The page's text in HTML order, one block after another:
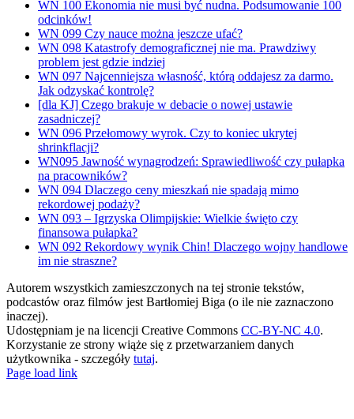
WN 100 Ekonomia nie musi być nudna. Podsumowanie 100
odcinków!
WN 099 Czy nauce można jeszcze ufać?
WN 098 Katastrofy demograficznej nie ma. Prawdziwy
problem jest gdzie indziej
WN 097 Najcenniejsza własność, którą oddajesz za darmo.
Jak odzyskać kontrolę?
[dla KJ] Czego brakuje w debacie o nowej ustawie
zasadniczej?
WN 096 Przełomowy wyrok. Czy to koniec ukrytej
shrinkflacji?
WN095 Jawność wynagrodzeń: Sprawiedliwość czy pułapka
na pracowników?
WN 094 Dlaczego ceny mieszkań nie spadają mimo
rekordowej podaży?
WN 093 – Igrzyska Olimpijskie: Wielkie święto czy
finansowa pułapka?
WN 092 Rekordowy wynik Chin! Dlaczego wojny handlowe
im nie straszne?
Autorem wszystkich zamieszczonych na tej stronie tekstów,
podcastów oraz filmów jest Bartłomiej Biga (o ile nie zaznaczono
inaczej).
Udostępniam je na licencji Creative Commons CC-BY-NC 4.0.
Korzystanie ze strony wiąże się z przetwarzaniem danych
użytkownika - szczegóły tutaj.
X
LinkedIn
Spotify
YouTube
Email
Rss
Page load link